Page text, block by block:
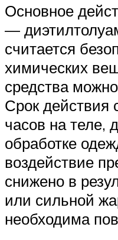
Основное
—
считается
химических
средства
Срок действия
часов на теле,
обработке
воздействие
снижено в
или сильной
необходима